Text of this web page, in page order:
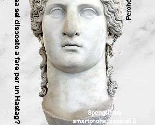
Cosa sei disposto a fare per un Hastag?
Spengi il tuo
smartphone: accendi il